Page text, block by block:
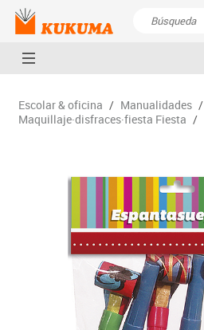
Escolar & oficina / Manualidades /
Maquillaje·disfraces·fiesta Fiesta /